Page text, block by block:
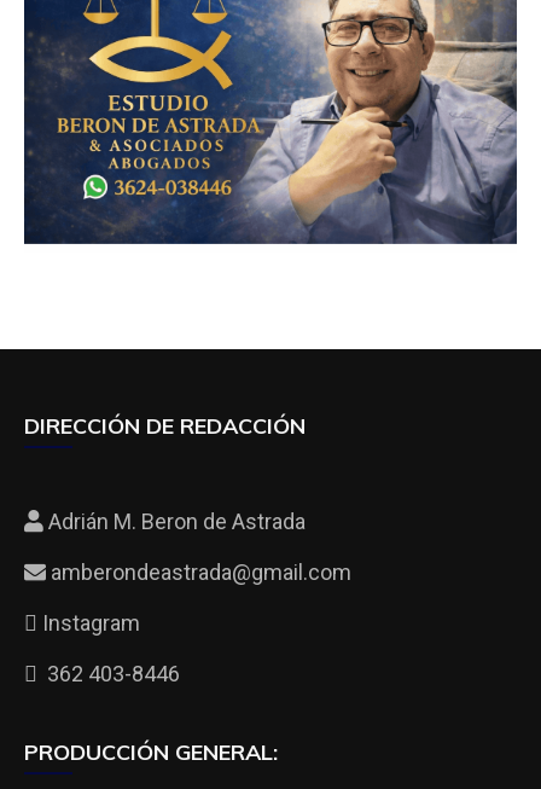
DIRECCIÓN DE REDACCIÓN
Adrián M. Beron de Astrada
amberondeastrada@gmail.com
Instagram
362 403-8446
PRODUCCIÓN GENERAL: